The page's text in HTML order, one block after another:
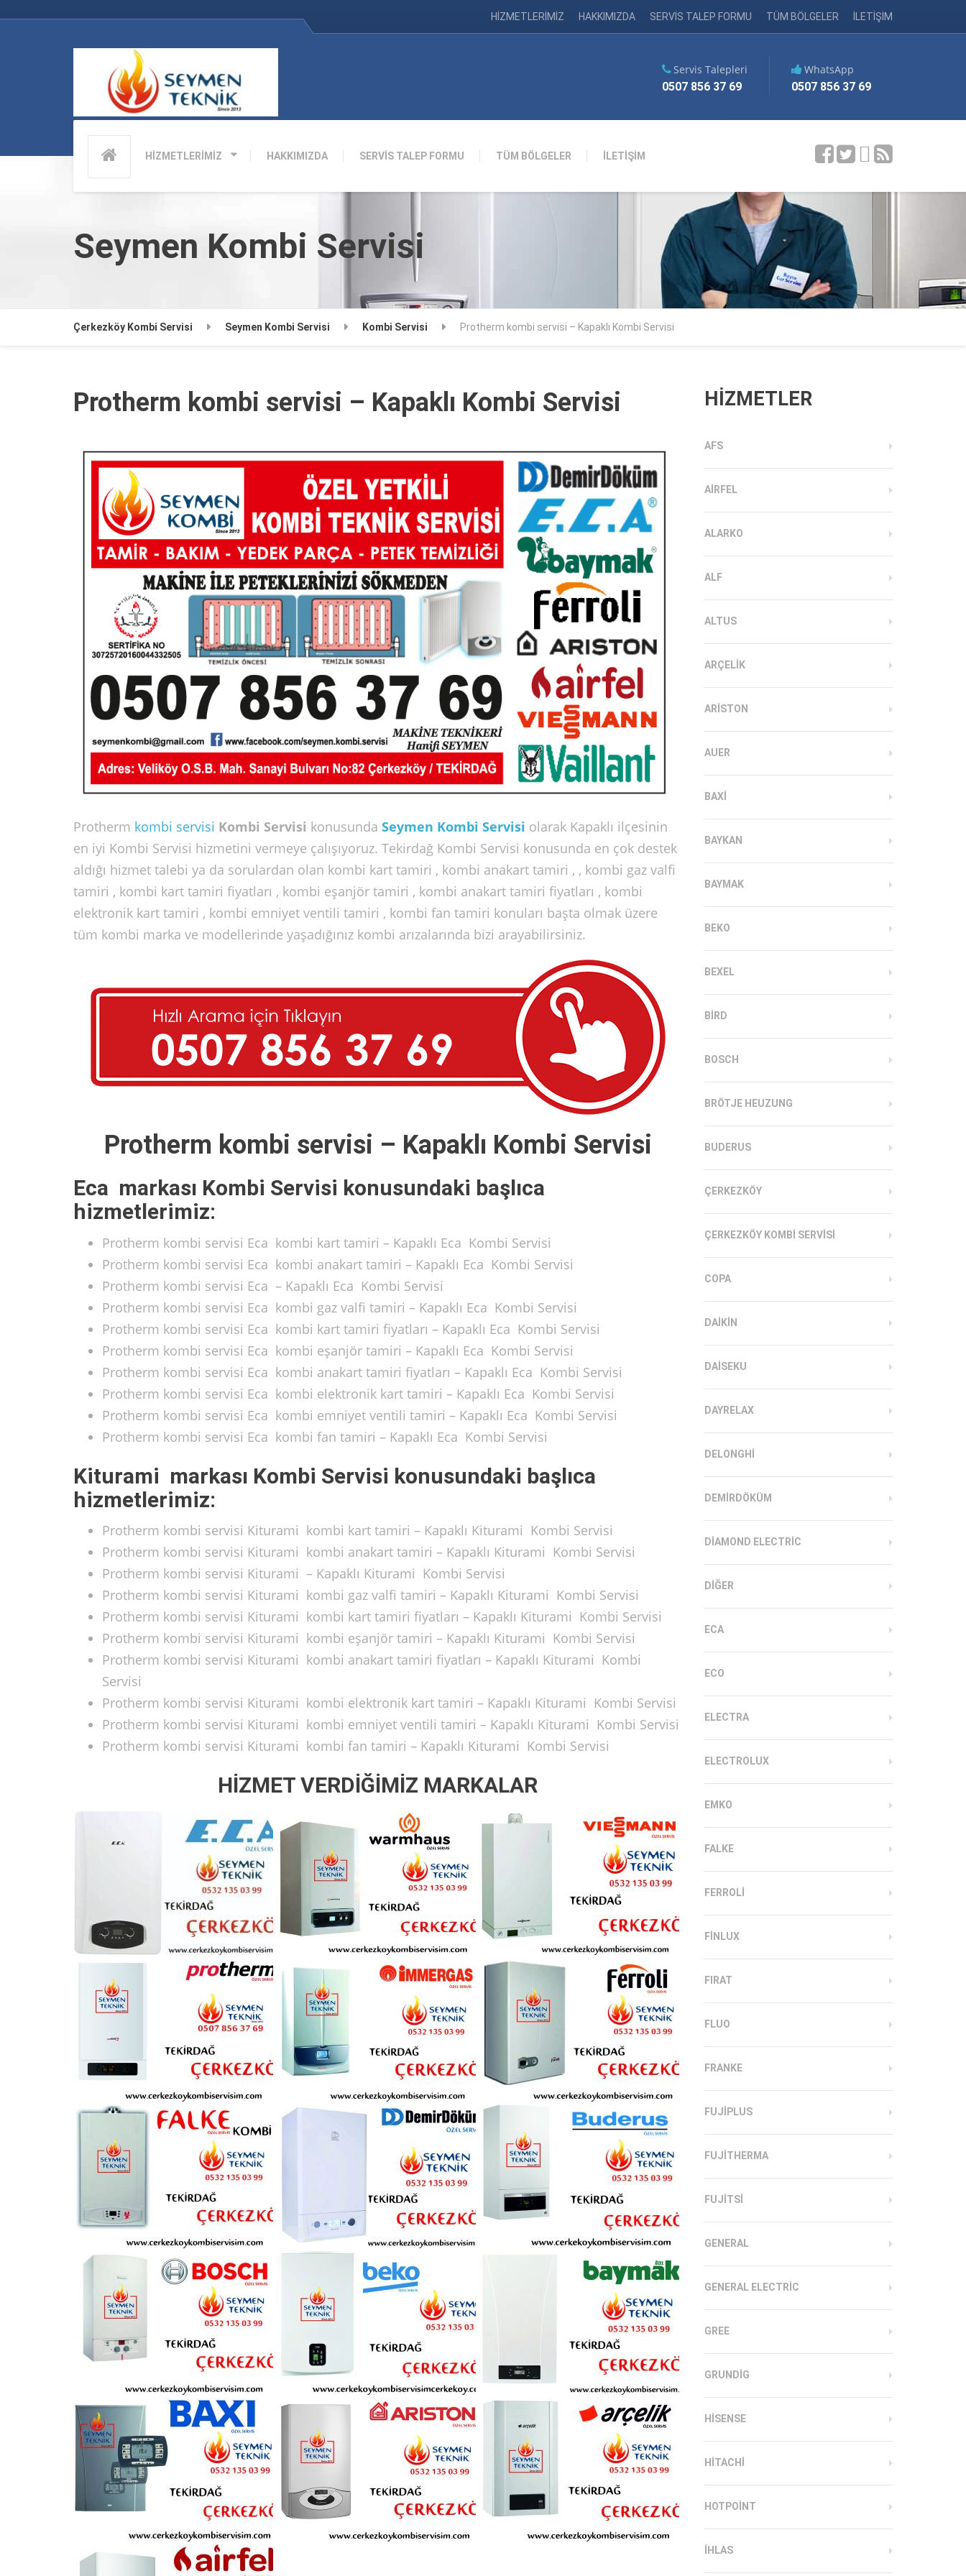
HİZMETLERİMİZ HAKKIMIZDA SERVİS TALEP FORMU TÜM BÖLGELER İLETİŞİM
HİZMETLERİMİZ HAKKIMIZDA SERVİS TALEP FORMU TÜM BÖLGELER İLETİŞİM
Servis Talepleri
0507 856 37 69
WhatsApp
0507 856 37 69
Seymen Kombi Servisi
Çerkezköy Kombi Servisi Seymen Kombi Servisi Kombi Servisi Protherm kombi servisi – Kapaklı Kombi Servisi
Protherm kombi servisi – Kapaklı Kombi Servisi
Protherm kombi servisi Kombi Servisi konusunda Seymen Kombi Servisi olarak Kapaklı ilçesinin
en iyi Kombi Servisi hizmetini vermeye çalışıyoruz. Tekirdağ Kombi Servisi konusunda en çok destek
aldığı hizmet talebi ya da sorulardan olan kombi kart tamiri , kombi anakart tamiri , , kombi gaz valfi
tamiri , kombi kart tamiri fiyatları , kombi eşanjör tamiri , kombi anakart tamiri fiyatları , kombi
elektronik kart tamiri , kombi emniyet ventili tamiri , kombi fan tamiri konuları başta olmak üzere
tüm kombi marka ve modellerinde yaşadığınız kombi arızalarında bizi arayabilirsiniz.
Protherm kombi servisi – Kapaklı Kombi Servisi
Eca markası Kombi Servisi konusundaki başlıca
hizmetlerimiz:
Protherm kombi servisi Eca kombi kart tamiri – Kapaklı Eca Kombi Servisi
Protherm kombi servisi Eca kombi anakart tamiri – Kapaklı Eca Kombi Servisi
Protherm kombi servisi Eca – Kapaklı Eca Kombi Servisi
Protherm kombi servisi Eca kombi gaz valfi tamiri – Kapaklı Eca Kombi Servisi
Protherm kombi servisi Eca kombi kart tamiri fiyatları – Kapaklı Eca Kombi Servisi
Protherm kombi servisi Eca kombi eşanjör tamiri – Kapaklı Eca Kombi Servisi
Protherm kombi servisi Eca kombi anakart tamiri fiyatları – Kapaklı Eca Kombi Servisi
Protherm kombi servisi Eca kombi elektronik kart tamiri – Kapaklı Eca Kombi Servisi
Protherm kombi servisi Eca kombi emniyet ventili tamiri – Kapaklı Eca Kombi Servisi
Protherm kombi servisi Eca kombi fan tamiri – Kapaklı Eca Kombi Servisi
Kiturami markası Kombi Servisi konusundaki başlıca
hizmetlerimiz:
Protherm kombi servisi Kiturami kombi kart tamiri – Kapaklı Kiturami Kombi Servisi
Protherm kombi servisi Kiturami kombi anakart tamiri – Kapaklı Kiturami Kombi Servisi
Protherm kombi servisi Kiturami – Kapaklı Kiturami Kombi Servisi
Protherm kombi servisi Kiturami kombi gaz valfi tamiri – Kapaklı Kiturami Kombi Servisi
Protherm kombi servisi Kiturami kombi kart tamiri fiyatları – Kapaklı Kiturami Kombi Servisi
Protherm kombi servisi Kiturami kombi eşanjör tamiri – Kapaklı Kiturami Kombi Servisi
Protherm kombi servisi Kiturami kombi anakart tamiri fiyatları – Kapaklı Kiturami Kombi
Servisi
Protherm kombi servisi Kiturami kombi elektronik kart tamiri – Kapaklı Kiturami Kombi Servisi
Protherm kombi servisi Kiturami kombi emniyet ventili tamiri – Kapaklı Kiturami Kombi Servisi
Protherm kombi servisi Kiturami kombi fan tamiri – Kapaklı Kiturami Kombi Servisi
HİZMET VERDİĞİMİZ MARKALAR
HİZMETLER
AFS
AIRFEL
ALARKO
ALF
ALTUS
ARÇELIK
ARISTON
AUER
BAXI
BAYKAN
BAYMAK
BEKO
BEXEL
BIRD
BOSCH
BRÖTJE HEUZUNG
BUDERUS
ÇERKEZKÖY
ÇERKEZKÖY KOMBI SERVISI
COPA
DAIKIN
DAISEKU
DAYRELAX
DELONGHI
DEMIRDÖKÜM
DIAMOND ELECTRIC
DIĞER
ECA
ECO
ELECTRA
ELECTROLUX
EMKO
FALKE
FERROLI
FINLUX
FIRAT
FLUO
FRANKE
FUJIPLUS
FUJITHERMA
FUJITSI
GENERAL
GENERAL ELECTRIC
GREE
GRUNDIG
HISENSE
HITACHI
HOTPOINT
IHLAS